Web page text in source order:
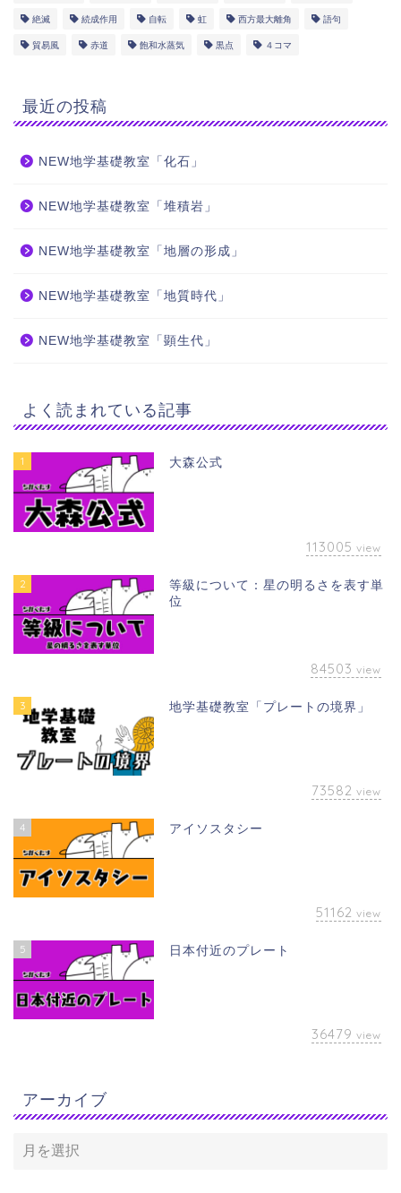
絶滅 続成作用 自転 虹 西方最大離角 語句
貿易風 赤道 飽和水蒸気 黒点 ４コマ
最近の投稿
NEW地学基礎教室「化石」
NEW地学基礎教室「堆積岩」
NEW地学基礎教室「地層の形成」
NEW地学基礎教室「地質時代」
NEW地学基礎教室「顕生代」
よく読まれている記事
1 大森公式
113005 view
2
等級について：星の明るさを表す単
位
84503 view
3 地学基礎教室「プレートの境界」
73582 view
4 アイソスタシー
51162 view
5 日本付近のプレート
36479 view
アーカイブ